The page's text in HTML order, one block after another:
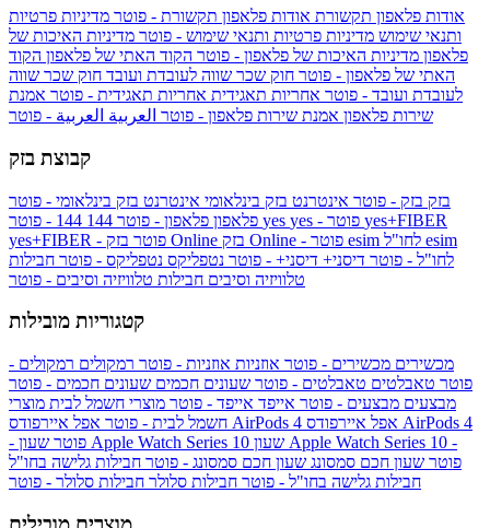
אודות פלאפון תקשורת אודות פלאפון תקשורת - פוטר מדיניות פרטיות
ותנאי שימוש מדיניות פרטיות ותנאי שימוש - פוטר מדיניות האיכות של
פלאפון מדיניות האיכות של פלאפון - פוטר הקוד האתי של פלאפון הקוד
האתי של פלאפון - פוטר חוק שכר שווה לעובדת ועובד חוק שכר שווה
לעובדת ועובד - פוטר אחריות תאגידית אחריות תאגידית - פוטר אמנת
שירות פלאפון אמנת שירות פלאפון - פוטר العربية العربية - פוטר
קבוצת בזק
בזק בזק - פוטר אינטרנט בזק בינלאומי אינטרנט בזק בינלאומי - פוטר
פלאפון פלאפון - פוטר 144 yes
yes+FIBER
yes+FIBER - פוטר בזק Online
esim
לחו"ל - פוטר דיסני+ דיסני+ - פוטר נטפליקס נטפליקס - פוטר חבילות
טלוויזיה וסיבים חבילות טלוויזיה וסיבים - פוטר
קטגוריות מובילות
מכשירים מכשירים - פוטר אוזניות אוזניות - פוטר רמקולים רמקולים -
פוטר טאבלטים טאבלטים - פוטר שעונים חכמים שעונים חכמים - פוטר
מבצעים מבצעים - פוטר אייפד אייפד - פוטר מוצרי חשמל לבית מוצרי
חשמל לבית - פוטר אפל איירפודס AirPods 4 אפל איירפודס AirPods 4
- פוטר שעון Apple Watch Series 10 שעון Apple Watch Series 10 -
פוטר שעון חכם סמסונג שעון חכם סמסונג - פוטר חבילות גלישה בחו"ל
חבילות גלישה בחו"ל - פוטר חבילות סלולר חבילות סלולר - פוטר